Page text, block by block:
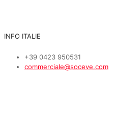
INFO ITALIE
+39 0423 950531
commerciale@soceve.com